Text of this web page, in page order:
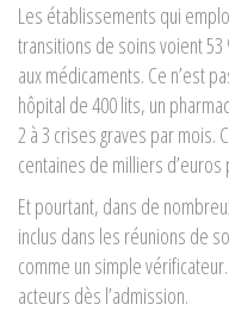
Les établissements qui
transitions de soins voient
aux médicaments. Ce n’est
hôpital de 400 lits, un
2 à 3 crises graves par mois.
centaines de milliers
Et pourtant, dans de
inclus dans les réunions de
comme un simple
acteurs dès l’admission.